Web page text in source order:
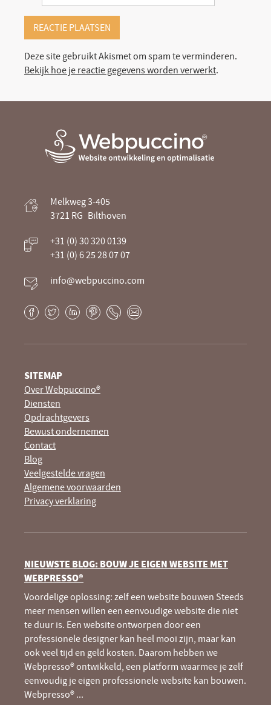
Deze site gebruikt Akismet om spam te verminderen.
Bekijk hoe je reactie gegevens worden verwerkt.
Webpuccino® website ontwikkeling en
optimalisatie
Melkweg 3-405
3721 RG Bilthoven
+31 (0) 30 320 0139
+31 (0) 6 25 28 07 07
info@webpuccino.com
SITEMAP
Over Webpuccino®
Diensten
Opdrachtgevers
Bewust ondernemen
Contact
Blog
Veelgestelde vragen
Algemene voorwaarden
Privacy verklaring
NIEUWSTE BLOG: BOUW JE EIGEN WEBSITE MET
WEBPRESSO®
Voordelige oplossing: zelf een website bouwen Steeds
meer mensen willen een eenvoudige website die niet
te duur is. Een website ontworpen door een
professionele designer kan heel mooi zijn, maar kan
ook veel tijd en geld kosten. Daarom hebben we
Webpresso® ontwikkeld, een platform waarmee je zelf
eenvoudig je eigen professionele website kan bouwen.
Webpresso® ...